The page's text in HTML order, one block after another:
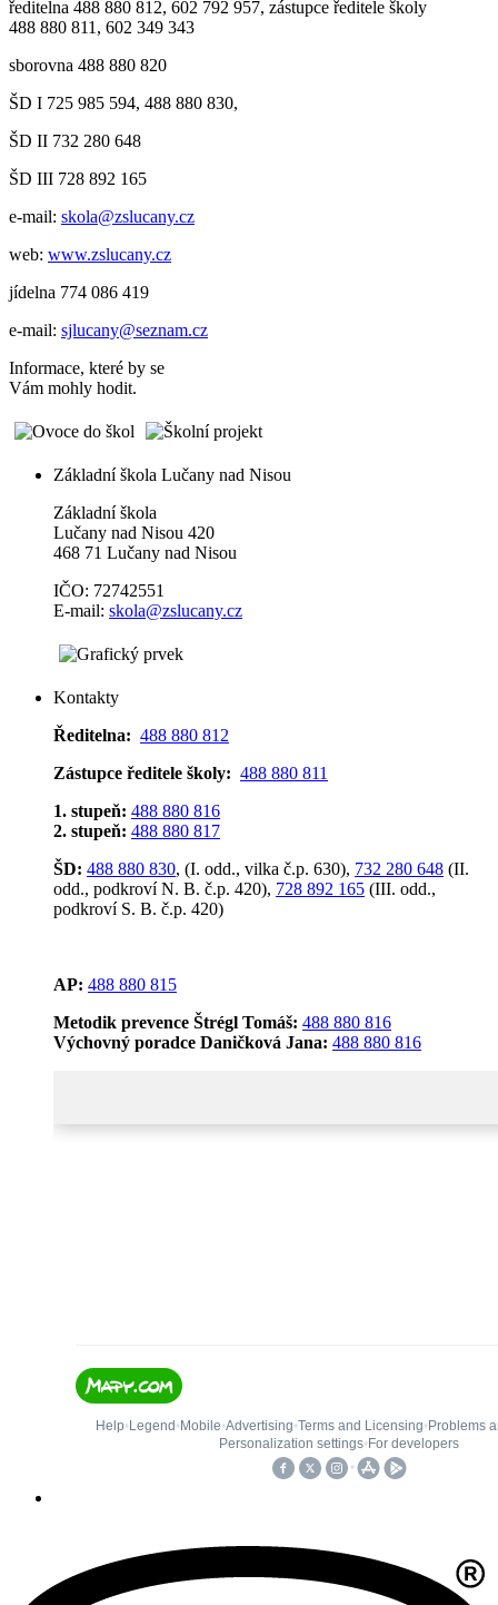
ředitelna 488 880 812, 602 792 957, zástupce ředitele školy
488 880 811, 602 349 343
sborovna 488 880 820
ŠD I 725 985 594, 488 880 830,
ŠD II 732 280 648
ŠD III 728 892 165
e-mail: skola@zslucany.cz
web: www.zslucany.cz
jídelna 774 086 419
e-mail: sjlucany@seznam.cz
Informace, které by se
Vám mohly hodit.
Základní škola Lučany nad Nisou
Základní škola
Lučany nad Nisou 420
468 71 Lučany nad Nisou
IČO: 72742551
E-mail: skola@zslucany.cz
Kontakty
Ředitelna: 488 880 812
Zástupce ředitele školy: 488 880 811
1. stupeň: 488 880 816
2. stupeň: 488 880 817
ŠD: 488 880 830, (I. odd., vilka č.p. 630), 732 280 648 (II.
odd., podkroví N. B. č.p. 420), 728 892 165 (III. odd.,
podkroví S. B. č.p. 420)
AP: 488 880 815
Metodik prevence Štrégl Tomáš: 488 880 816
Výchovný poradce Daničková Jana: 488 880 816